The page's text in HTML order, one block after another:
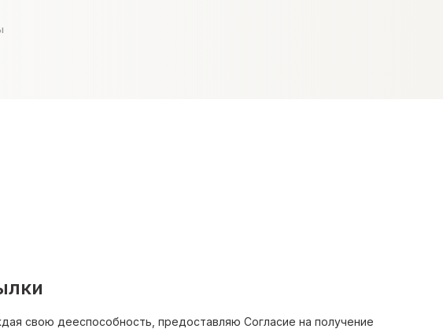
свою дееспособность, предоставляю Согласие на получение